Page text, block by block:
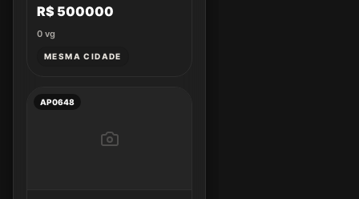
R$ 500000
0 vg
MESMA CIDADE
AP0648